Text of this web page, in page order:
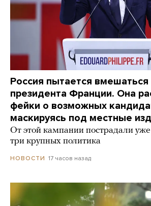
Россия пытается
президента Франции. Она
фейки о возможных
маскируясь под местные
От этой кампании пострадали
три крупных политика
НОВОСТИ 17 часов назад